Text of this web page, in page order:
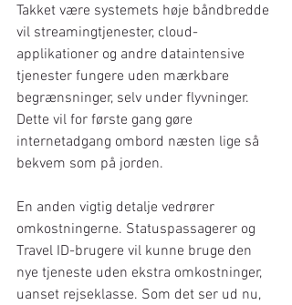
Takket være systemets høje båndbredde
vil streamingtjenester, cloud-
applikationer og andre dataintensive
tjenester fungere uden mærkbare
begrænsninger, selv under flyvninger.
Dette vil for første gang gøre
internetadgang ombord næsten lige så
bekvem som på jorden.
En anden vigtig detalje vedrører
omkostningerne. Statuspassagerer og
Travel ID-brugere vil kunne bruge den
nye tjeneste uden ekstra omkostninger,
uanset rejseklasse. Som det ser ud nu,